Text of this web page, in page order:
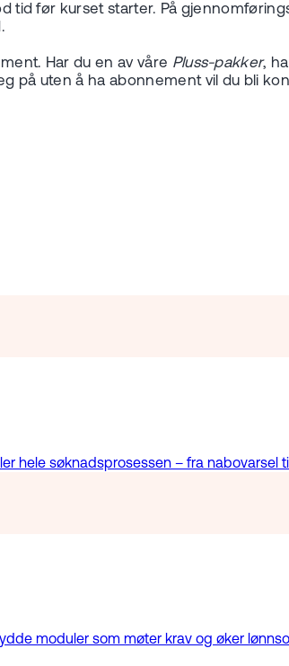
tid før kurset starter. På
Har du en av våre Pluss-pakker,
på uten å ha abonnement vil du bli
hele søknadsprosessen – fra nabovarsel
moduler som møter krav og øker